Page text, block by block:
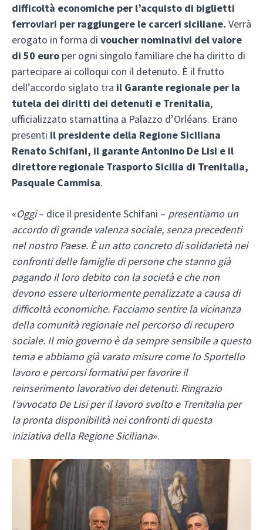
difficoltà economiche per l’acquisto di biglietti
ferroviari per raggiungere le carceri siciliane. Verrà
erogato in forma di voucher nominativi del valore
di 50 euro per ogni singolo familiare che ha diritto di
partecipare ai colloqui con il detenuto. È il frutto
dell’accordo siglato tra il Garante regionale per la
tutela dei diritti dei detenuti e Trenitalia,
ufficializzato stamattina a Palazzo d’Orléans. Erano
presenti il presidente della Regione Siciliana
Renato Schifani, il garante Antonino De Lisi e il
direttore regionale Trasporto Sicilia di Trenitalia,
Pasquale Cammisa.
«Oggi– dice il presidente Schifani – presentiamo un
accordo di grande valenza sociale, senza precedenti
nel nostro Paese. È un atto concreto di solidarietà nei
confronti delle famiglie di persone che stanno già
pagando il loro debito con la società e che non
devono essere ulteriormente penalizzate a causa di
difficoltà economiche. Facciamo sentire la vicinanza
della comunità regionale nel percorso di recupero
sociale. Il mio governo è da sempre sensibile a questo
tema e abbiamo già varato misure come lo Sportello
lavoro e percorsi formativi per favorire il
reinserimento lavorativo dei detenuti. Ringrazio
l’avvocato De Lisi per il lavoro svolto e Trenitalia per
la pronta disponibilità nei confronti di questa
iniziativa della Regione Siciliana».